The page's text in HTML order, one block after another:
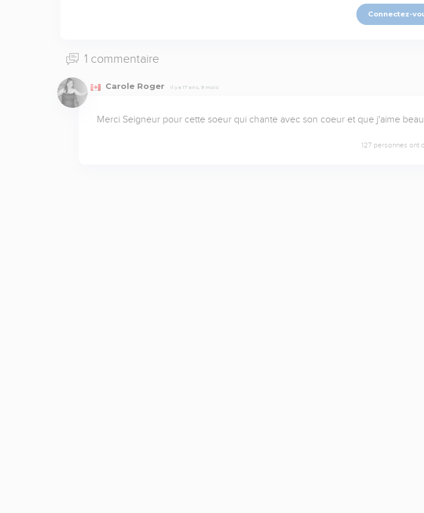
Connectez-
1 commentaire
Carole Roger Il y a 17 ans, 9 mois
Merci Seigneur pour cette soeur qui chante avec son coeur et que j'aime
127 personnes ont